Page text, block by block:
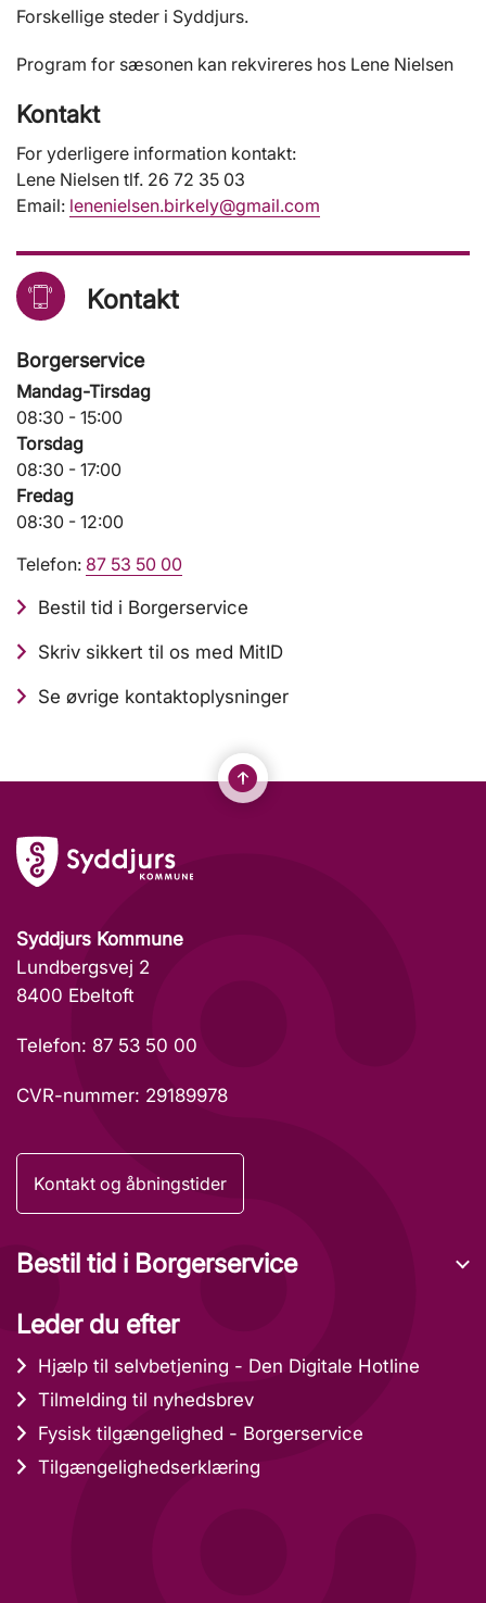
Forskellige steder i Syddjurs.
Program for sæsonen kan rekvireres hos Lene Nielsen
Kontakt
For yderligere information kontakt:
Lene Nielsen tlf. 26 72 35 03
Email: lenenielsen.birkely@gmail.com
Kontakt
Borgerservice
Mandag-Tirsdag
08:30 - 15:00
Torsdag
08:30 - 17:00
Fredag
08:30 - 12:00
Telefon: 87 53 50 00
Bestil tid i Borgerservice
Skriv sikkert til os med MitID
Se øvrige kontaktoplysninger
Syddjurs Kommune
Lundbergsvej 2
8400 Ebeltoft
Telefon: 87 53 50 00
CVR-nummer: 29189978
Kontakt og åbningstider
Bestil tid i Borgerservice
Leder du efter
Hjælp til selvbetjening - Den Digitale Hotline
Tilmelding til nyhedsbrev
Fysisk tilgængelighed - Borgerservice
Tilgængelighedserklæring